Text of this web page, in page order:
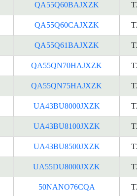
QA55Q60BAJXZK
QA55Q60CAJXZK
QA55Q61BAJXZK
QA55QN70HAJXZK
QA55QN75HAJXZK
UA43BU8000JXZK
UA43BU8100JXZK
UA43BU8500JXZK
UA55DU8000JXZK
50NANO76CQA